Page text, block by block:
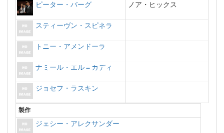
ピーター・バーグ ノア・ヒックス
スティーヴン・スピネラ
トニー・アメンドーラ
ナミール・エル＝カディ
ジョセフ・ラスキン
製作
ジェシー・アレクサンダー